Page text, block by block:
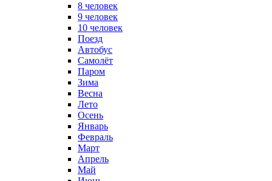
8 человек
9 человек
10 человек
Поезд
Автобус
Самолёт
Паром
Зима
Весна
Лето
Осень
Январь
Февраль
Март
Апрель
Май